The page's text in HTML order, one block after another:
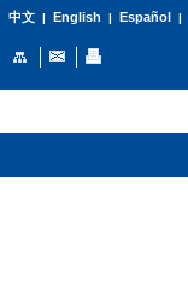
中文| English | Español |